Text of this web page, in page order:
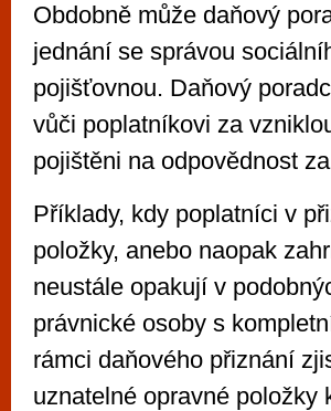
Obdobně může daňový
jednání se správou
pojišťovnou. Daňový
vůči poplatníkovi za
pojištěni na odpovědnost
Příklady, kdy poplatníci v
položky, anebo naopak
neustále opakují v
právnické osoby s
rámci daňového přiznání
uznatelné opravné položky